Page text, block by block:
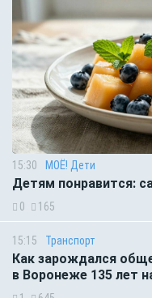
15:30 МОЁ! Дети
Детям понравится:
0 165
15:15 Транспорт
Как зарождался
в Воронеже 135 лет